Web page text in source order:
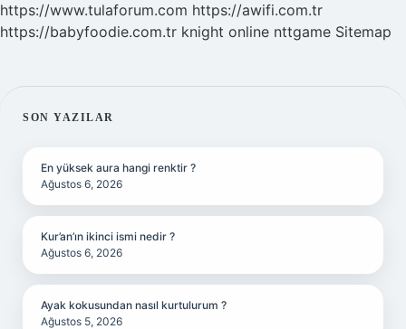
https://www.tulaforum.com https://awifi.com.tr
https://babyfoodie.com.tr knight online nttgame Sitemap
SIDEBAR
SON YAZILAR
En yüksek aura hangi renktir ?
Ağustos 6, 2026
Kur’an’ın ikinci ismi nedir ?
Ağustos 6, 2026
Ayak kokusundan nasıl kurtulurum ?
Ağustos 5, 2026